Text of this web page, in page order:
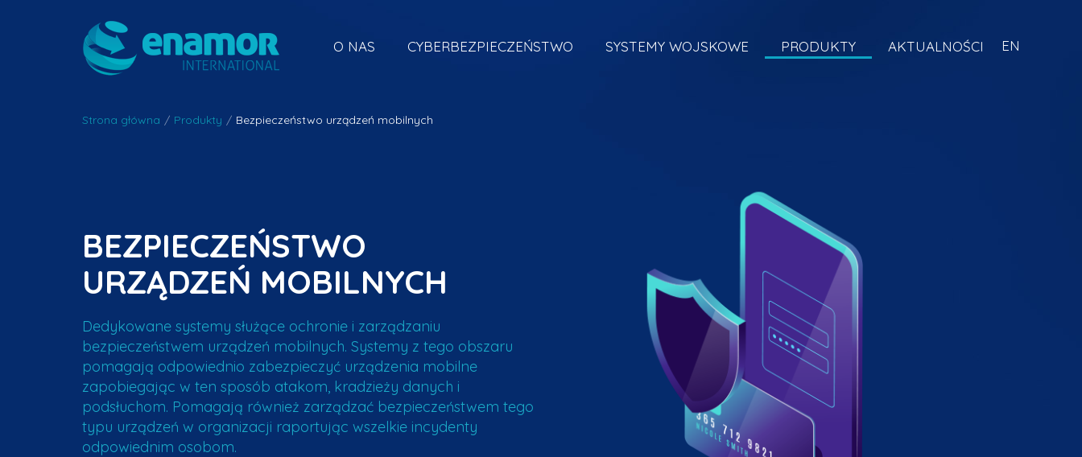
O NAS CYBERBEZPIECZEŃSTWO SYSTEMY WOJSKOWE PRODUKTY AKTUALNOŚCI EN
Strona główna / Produkty / Bezpieczeństwo urządzeń mobilnych
BEZPIECZEŃSTWO
URZĄDZEŃ MOBILNYCH
Dedykowane systemy służące ochronie i zarządzaniu
bezpieczeństwem urządzeń mobilnych. Systemy z tego obszaru
pomagają odpowiednio zabezpieczyć urządzenia mobilne
zapobiegając w ten sposób atakom, kradzieży danych i
podsłuchom. Pomagają również zarządzać bezpieczeństwem tego
typu urządzeń w organizacji raportując wszelkie incydenty
odpowiednim osobom.